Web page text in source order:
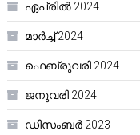
ഏപ്രിൽ 2024
മാർച്ച്‌ 2024
ഫെബ്രുവരി 2024
ജനുവരി 2024
ഡിസംബർ 2023